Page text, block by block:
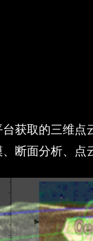
获取的三维
、断面分析、